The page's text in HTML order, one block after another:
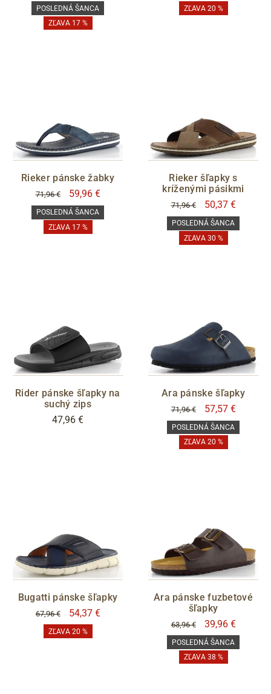
POSLEDNÁ ŠANCA
ZĽAVA 17 %
ZĽAVA 20 %
Rieker pánske žabky
71,96 € 59,96 €
POSLEDNÁ ŠANCA
ZĽAVA 17 %
Rieker šľapky s
kríženými pásikmi
71,96 € 50,37 €
POSLEDNÁ ŠANCA
ZĽAVA 30 %
Rider pánske šľapky na
suchý zips
47,96 €
Ara pánske šľapky
71,96 € 57,57 €
POSLEDNÁ ŠANCA
ZĽAVA 20 %
Bugatti pánske šľapky
67,96 € 54,37 €
ZĽAVA 20 %
Ara pánske fuzbetové
šľapky
63,96 € 39,96 €
POSLEDNÁ ŠANCA
ZĽAVA 38 %